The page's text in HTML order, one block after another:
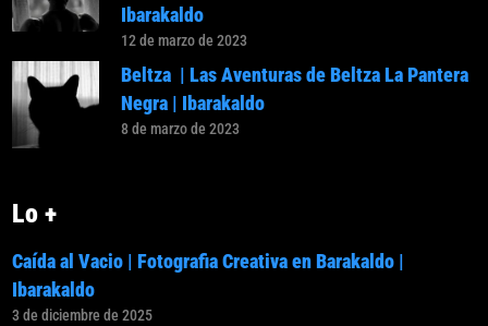
Ibarakaldo
12 de marzo de 2023
Beltza | Las Aventuras de Beltza La Pantera
Negra | Ibarakaldo
8 de marzo de 2023
Lo +
Caída al Vacio | Fotografia Creativa en Barakaldo |
Ibarakaldo
3 de diciembre de 2025